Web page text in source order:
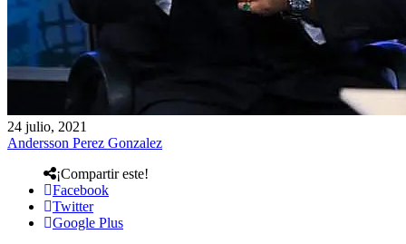
24 julio, 2021
Andersson Perez Gonzalez
¡Compartir este!
Facebook
Twitter
Google Plus